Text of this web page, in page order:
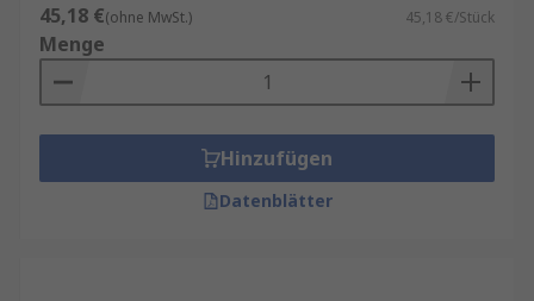
45,18 €(ohne MwSt.) 45,18 €/Stück
Menge
Hinzufügen
Datenblätter